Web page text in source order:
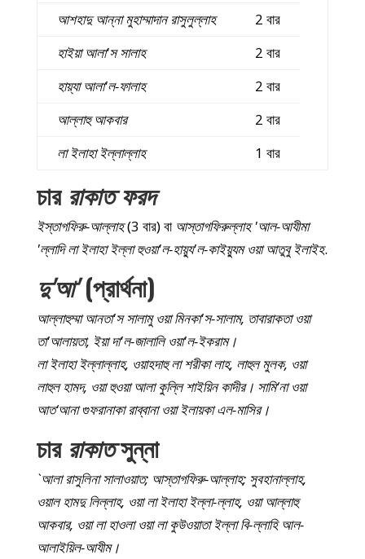
আশহাদু আন্না মুহাম্মাদান রাসুলুল্লাহ
2 বার
হাইয়া আলা'স সালাহ
2 বার
হায়্যা আলা'ল-ফালাহ
2 বার
আল্লাহু আকবার
2 বার
লা ইলাহা ইল্লাল্লাহ
1 বার
চাররাকাত ফরদ
ইস্তাগফিরু-আল্লাহ(3 বার) বা আস্তাগফিরুল্লাহ 'আল-আযীমা
'ল্লাদি লা ইলাহা ইল্লা হুওয়া'ল-হায়্যু'ল-কাইয়্যুম ওয়া আতুবু ইলাইহ.
দু'আ'(প্রার্থনা)
আল্লাহুম্মা আনতা'স সালামু ওয়া মিনকা'স-সালাম, তাবারাকতা ওয়া
তা'আলায়তা, ইয়া দা'ল-জালালি ওয়া'ল-ইকরাম।
লা ইলাহা ইল্লাল্লাহ, ওয়াহদাহু লা শরীকা লাহ, লাহুল মুলক, ওয়া
লাহুল হামদ, ওয়া হুওয়া আলা কুল্লি শাইয়িন কাদীর। সামি‘না ওয়া
আত‘আনা গুফরানাকা রাব্বানা ওয়া ইলায়কা এল-মাসির।
চার রাকাতসুন্না
`আলা রাসুলিনা সালাওয়াত; আস্তাগফিরু-আল্লাহ; সুবহানাল্লাহ,
ওয়াল হামদু লিল্লাহ, ওয়া লা ইলাহা ইল্লা-ল্লাহ, ওয়া আল্লাহু
আকবার, ওয়া লা হাওলা ওয়া লা কুউওয়াতা ইল্লা বি-ল্লাহি আল-
আলাইয়িল-আযীম।